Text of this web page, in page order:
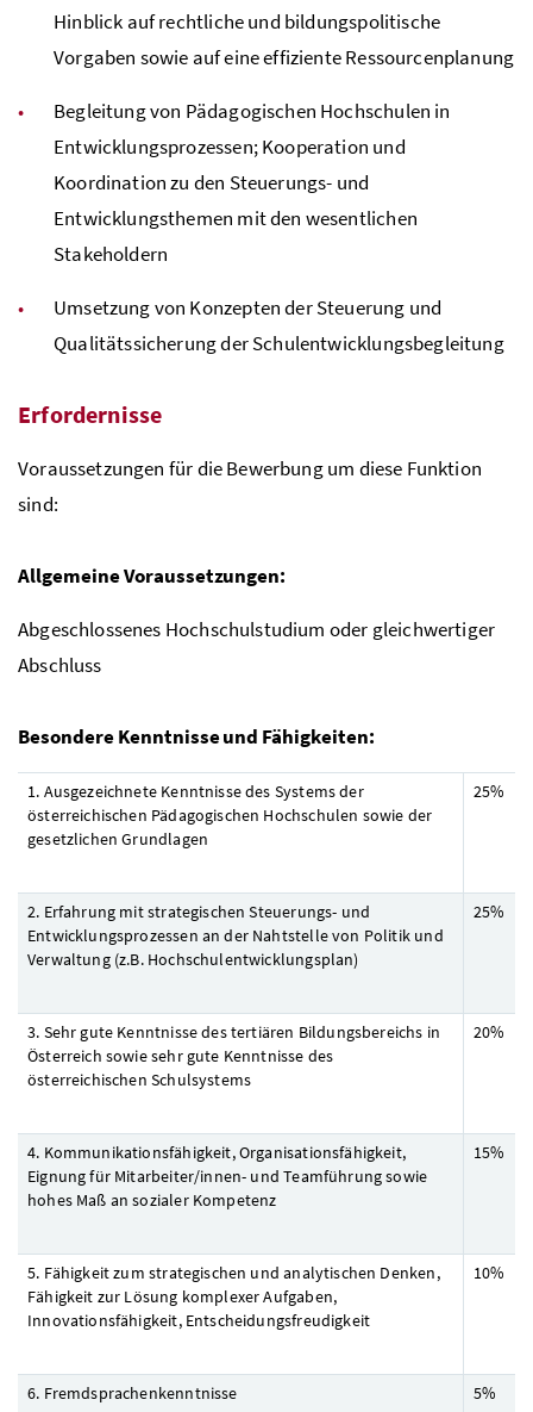
Hinblick auf rechtliche und bildungspolitische
Vorgaben sowie auf eine effiziente Ressourcenplanung
Begleitung von Pädagogischen Hochschulen in
Entwicklungsprozessen; Kooperation und
Koordination zu den Steuerungs- und
Entwicklungsthemen mit den wesentlichen
Stakeholdern
Umsetzung von Konzepten der Steuerung und
Qualitätssicherung der Schulentwicklungsbegleitung
Erfordernisse
Voraussetzungen für die Bewerbung um diese Funktion
sind:
Allgemeine Voraussetzungen:
Abgeschlossenes Hochschulstudium oder gleichwertiger
Abschluss
Besondere Kenntnisse und Fähigkeiten:
1. Ausgezeichnete Kenntnisse des Systems der
österreichischen Pädagogischen Hochschulen sowie der
gesetzlichen Grundlagen
25%
2. Erfahrung mit strategischen Steuerungs- und
Entwicklungsprozessen an der Nahtstelle von Politik und
Verwaltung (z.B.Hochschulentwicklungsplan)
25%
3. Sehr gute Kenntnisse des tertiären Bildungsbereichs in
Österreich sowie sehr gute Kenntnisse des
österreichischen Schulsystems
20%
4. Kommunikationsfähigkeit, Organisationsfähigkeit,
Eignung für Mitarbeiter/innen- und Teamführung sowie
hohes Maß an sozialer Kompetenz
15%
5. Fähigkeit zum strategischen und analytischen Denken,
Fähigkeit zur Lösung komplexer Aufgaben,
Innovationsfähigkeit, Entscheidungsfreudigkeit
10%
6. Fremdsprachenkenntnisse 5%